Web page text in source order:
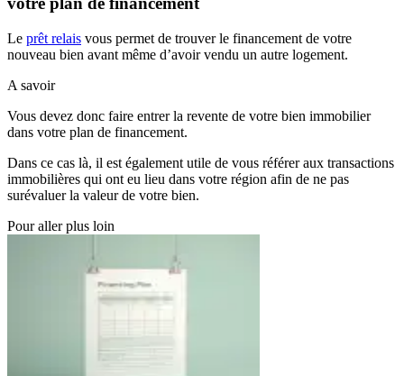
Le prêt relais vous permet de trouver le financement de votre
nouveau bien avant même d’avoir vendu un autre logement.
A savoir
Vous devez donc faire entrer la revente de votre bien immobilier
dans votre plan de financement.
Dans ce cas là, il est également utile de vous référer aux transactions
immobilières qui ont eu lieu dans votre région afin de ne pas
surévaluer la valeur de votre bien.
Pour aller plus loin